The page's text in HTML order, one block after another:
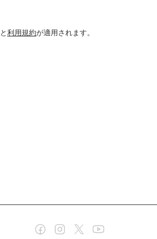
と利用規約が適用されます。